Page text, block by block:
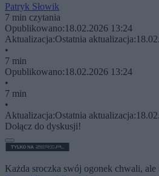
Patryk Słowik
7 min czytania
Opublikowano:18.02.2026 13:24
Aktualizacja:Ostatnia aktualizacja:
•
7 min
Opublikowano:18.02.2026 13:24
•
7 min
•
Aktualizacja:Ostatnia aktualizacja:
Dołącz do dyskusji!
Każda sroczka swój ogonek chwali, ale